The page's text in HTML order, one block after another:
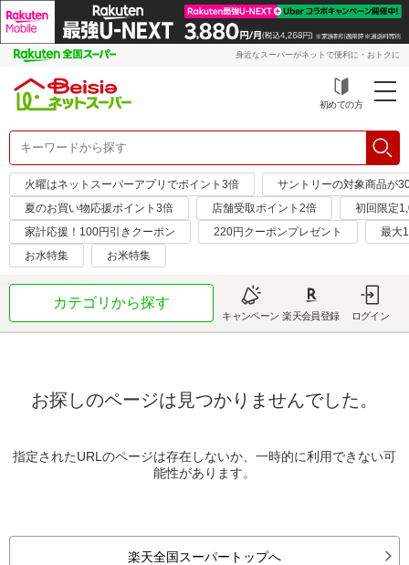
身近なスーパーがネットで便利に・おトクに
初めての方
火曜はネットスーパーアプリでポイント3倍
サントリーの対象商品が
夏のお買い物応援ポイント3倍
店舗受取ポイント2倍
初回限定
家計応援！100円引きクーポン
220円クーポンプレゼント
最大
お水特集
お米特集
カテゴリから探す
キャンペーン 楽天会員登録 ログイン
お探しのページは見つかりませんでした。
指定されたURLのページは存在しないか、一時的に利用できない可
能性があります。
楽天全国スーパートップへ